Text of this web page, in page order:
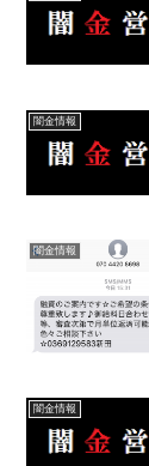
闇金情報
闇金情報
闇金情報